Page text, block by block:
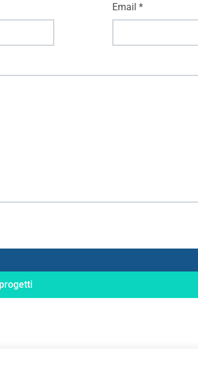
Email *